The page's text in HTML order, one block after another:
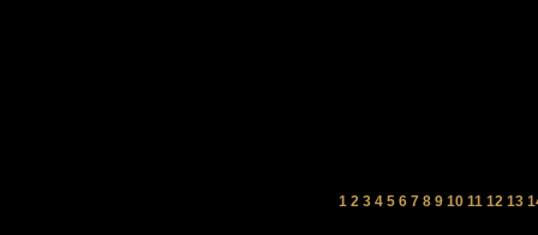
1 2 3 4 5 6 7 8 9 10 11 12 13